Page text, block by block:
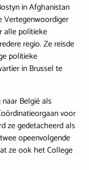
in Afghanistan
Vertegenwoordiger
alle politieke
regio. Ze reisde
politieke
in Brussel te
België als
voor
ze gedetacheerd als
opeenvolgende
ze ook het College